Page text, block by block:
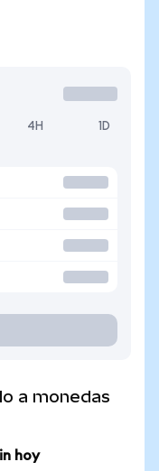
4H 1D
a monedas
hoy